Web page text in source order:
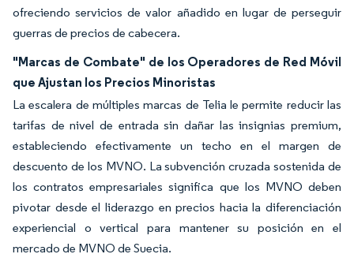
ofreciendo servicios de valor añadido en lugar de perseguir
guerras de precios de cabecera.
"Marcas de Combate" de los Operadores de Red Móvil
que Ajustan los Precios Minoristas
La escalera de múltiples marcas de Telia le permite reducir las
tarifas de nivel de entrada sin dañar las insignias premium,
estableciendo efectivamente un techo en el margen de
descuento de los MVNO. La subvención cruzada sostenida de
los contratos empresariales significa que los MVNO deben
pivotar desde el liderazgo en precios hacia la diferenciación
experiencial o vertical para mantener su posición en el
mercado de MVNO de Suecia.